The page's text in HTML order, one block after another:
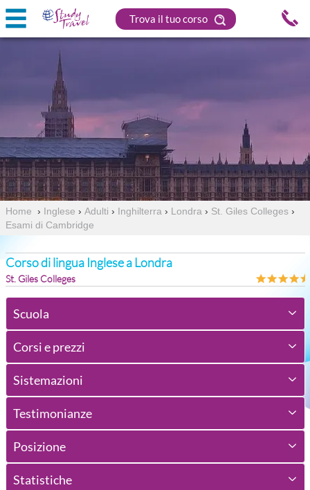
Trova il tuo corso
Home › Inglese › Adulti › Inghilterra › Londra › St. Giles Colleges ›
Esami di Cambridge
Corso di lingua Inglese a Londra
St. Giles Colleges
Scuola
Corsi e prezzi
Sistemazioni
Testimonianze
Posizione
Statistiche